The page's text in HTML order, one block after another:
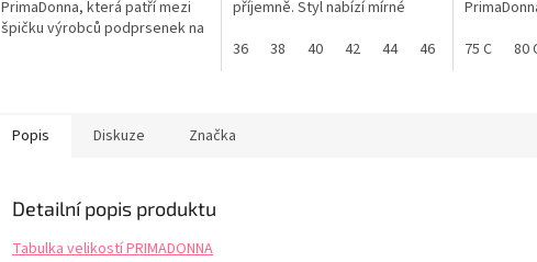
PrimaDonna, která patří mezi
špičku výrobců podprsenek na
doporučujeme použít vždy
příjemně. Styl nabízí mírné
ženský design s jemnými
oblíbené a vyrábí se v mnoha
36 38 40 42 44 46 48
moderním
75 C 80
Popis Diskuze Značka
Detailní popis produktu
Tabulka velikostí PRIMADONNA